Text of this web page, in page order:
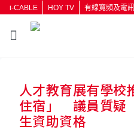
i-CABLE HOY TV 有線寬頻及電
按輸入
人才教育展有學校
住宿」 議員質疑
生資助資格